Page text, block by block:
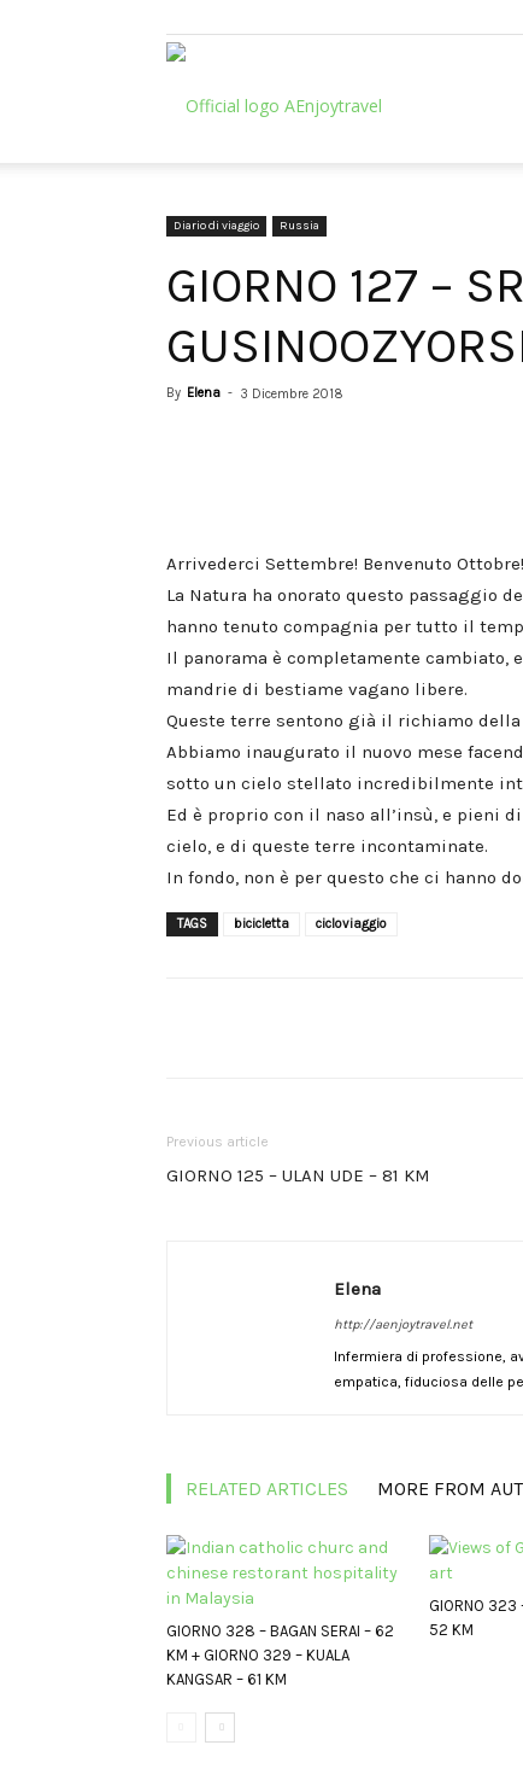
Diario di viaggio Russia
GIORNO 127 –
By Elena - 3 Dicembre 2018
Arrivederci Settembre! Benvenuto Ottobre!
La Natura ha onorato questo passaggio
hanno tenuto compagnia per tutto il
Il panorama è completamente
mandrie di bestiame vagano libere.
Queste terre sentono già il richiamo
Abbiamo inaugurato il nuovo mese
sotto un cielo stellato incredibilmente
Ed è proprio con il naso all’insù, e pieni
cielo, e di queste terre incontaminate.
In fondo, non è per questo che ci hanno
TAGS bicicletta cicloviaggio
Previous article
GIORNO 125 – ULAN UDE – 81 KM
Elena
http://aenjoytravel.net
Infermiera di professione,
empatica, fiduciosa delle
RELATED ARTICLES MORE FROM
GIORNO 328 – BAGAN SERAI – 62
KM + GIORNO 329 – KUALA
KANGSAR – 61 KM
GIORNO 323
52 KM